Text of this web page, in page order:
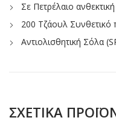
Σε Πετρέλαιο
200 Τζάουλ Συνθετικό
Αντιολισθητική Σόλα
ΣΧΕΤΙΚΆ